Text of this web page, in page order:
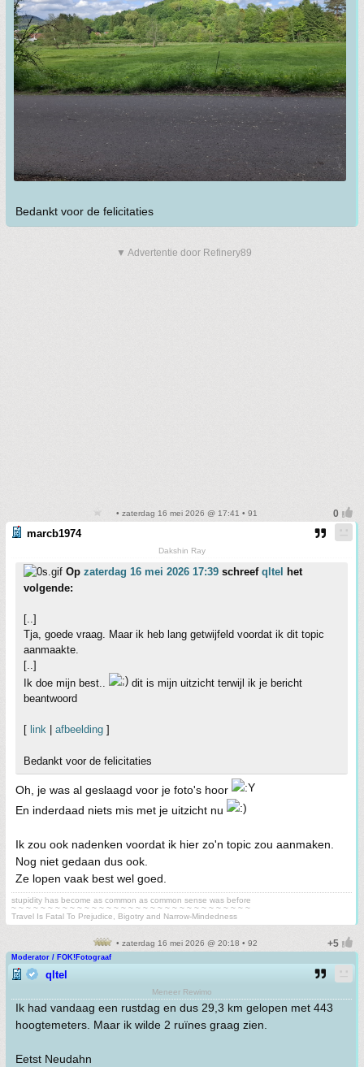
Bedankt voor de felicitaties
▼ Advertentie door Refinery89
• zaterdag 16 mei 2026 @ 17:41 • 91
marcb1974
Dakshin Ray
Op zaterdag 16 mei 2026 17:39 schreef qltel
het
volgende:
[..]
Tja, goede vraag. Maar ik heb lang getwijfeld voordat ik dit topic
aanmaakte.
[..]
Ik doe mijn best..
dit is mijn uitzicht terwijl ik je bericht
beantwoord
[ link afbeelding ]
Bedankt voor de felicitaties
Oh, je was al geslaagd voor je foto's hoor
En inderdaad niets mis met je uitzicht nu
Ik zou ook nadenken voordat ik hier zo'n topic zou aanmaken.
Nog niet gedaan dus ook.
Ze lopen vaak best wel goed.
stupidity has become as common as common sense was before
~ ~ ~ ~ ~ ~ ~ ~ ~ ~ ~ ~ ~ ~ ~ ~ ~ ~ ~ ~ ~ ~ ~ ~ ~ ~ ~ ~ ~ ~ ~ ~ ~
Travel Is Fatal To Prejudice, Bigotry and Narrow-Mindedness
• zaterdag 16 mei 2026 @ 20:18 • 92
Moderator / FOK!Fotograaf
qltel
Meneer Rewimo
Ik had vandaag een rustdag en dus 29,3 km gelopen met 443
hoogtemeters. Maar ik wilde 2 ruïnes graag zien.
Eetst Neudahn